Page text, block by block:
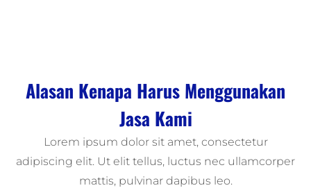
Alasan Kenapa Harus Menggunakan
Jasa Kami
Lorem ipsum dolor sit amet, consectetur
adipiscing elit. Ut elit tellus, luctus nec ullamcorper
mattis, pulvinar dapibus leo.